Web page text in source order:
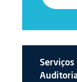
Serviços